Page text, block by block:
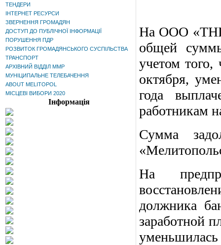
ТЕНДЕРИ
ІНТЕРНЕТ РЕСУРСИ
ЗВЕРНЕННЯ ГРОМАДЯН
ДОСТУП ДО ПУБЛІЧНОЇ ІНФОРМАЦІЇ
ПОРУШЕННЯ ПДР
РОЗВИТОК ГРОМАДЯНСЬКОГО СУСПІЛЬСТВА
ТРАНСПОРТ
АРХІВНИЙ ВІДДІЛ ММР
МУНІЦИПАЛЬНЕ ТЕЛЕБАЧЕННЯ
ABOUT MELITOPOL
МІСЦЕВІ ВИБОРИ 2020
Інформація
На ООО
общей
учетом того,
октября,
года
работникам
Сумма
На
должника
заработной
уменьшилась